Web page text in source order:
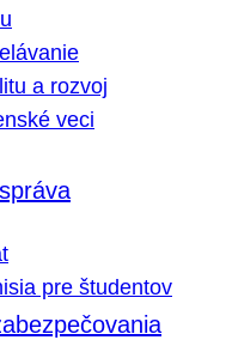
a rozvoj
veci
pre študentov